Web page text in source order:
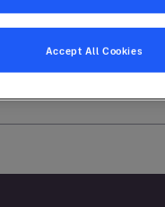
Accept All Cookies